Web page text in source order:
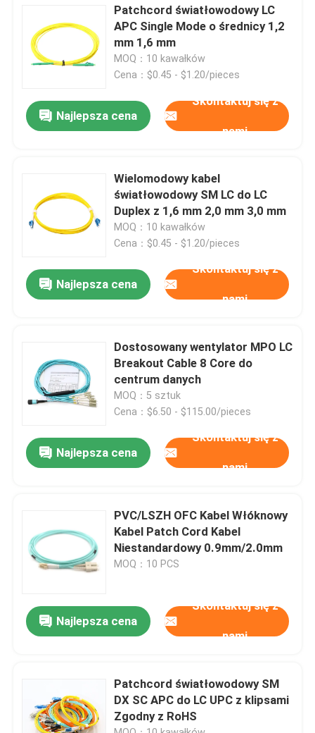
Produkty
Pokaz VR
Wycieczka po fabryce
Poprosić o wycenę
Zespół kabla światłowodowego
Patchcord światłowodowy
Patchcord światłowodowy LC
APC Single Mode o średnicy 1,2
mm 1,6 mm
MOQ：10 kawałków
Cena：$0.45 - $1.20/pieces
Najlepsza cena
Skontaktuj się z
nami
Wielomodowy kabel
światłowodowy SM LC do LC
Duplex z 1,6 mm 2,0 mm 3,0 mm
MOQ：10 kawałków
Cena：$0.45 - $1.20/pieces
Najlepsza cena
Skontaktuj się z
nami
Dostosowany wentylator MPO LC
Breakout Cable 8 Core do
centrum danych
MOQ：5 sztuk
Cena：$6.50 - $115.00/pieces
Najlepsza cena
Skontaktuj się z
nami
PVC/LSZH OFC Kabel Włóknowy
Kabel Patch Cord Kabel
Niestandardowy 0.9mm/2.0mm
MOQ：10 PCS
Najlepsza cena
Skontaktuj się z
nami
Patchcord światłowodowy SM
DX SC APC do LC UPC z klipsami
Zgodny z RoHS